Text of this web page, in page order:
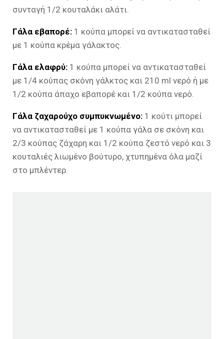
συνταγή 1/2 κουταλάκι αλάτι.
Γάλα εβαπορέ: 1 κούπα μπορεί να αντικατασταθεί
με 1 κούπα κρέμα γάλακτος.
Γάλα ελαφρύ: 1 κούπα μπορεί να αντικατασταθεί
με 1/4 κούπας σκόνη γάλκτος και 210 ml νερό ή με
1/2 κούπα άπαχο εβαπορέ και 1/2 κούπα νερό.
Γάλα ζαχαρούχο συμπυκνωμένο: 1 κούτι μπορεί
να αντικατασταθεί με 1 κούπα γάλα σε σκόνη και
2/3 κούπας ζάχαρη και 1/2 κούπα ζεστό νερό και 3
κουταλιές λιωμένο βούτυρο, χτυπημένα όλα μαζί
στο μπλέντερ.